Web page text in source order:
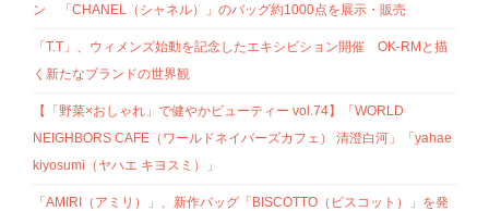
ン 「CHANEL（シャネル）」のバッグ約1000点を展示・販売
「T.T」、ウィメンズ始動を記念したエキシビション開催 OK-RMと描
く新たなブランドの世界観
【「野菜×おしゃれ」で健やかビューティー vol.74】「WORLD
NEIGHBORS CAFE（ワールドネイバーズカフェ） 清澄白河」「yahae
kiyosumi（ヤハエ キヨスミ）」
「AMIRI（アミリ）」、新作バッグ「BISCOTTO（ビスコット）」を発